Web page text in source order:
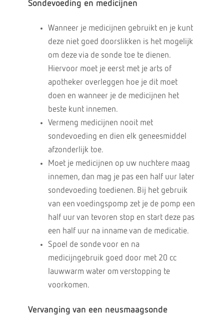
Sondevoeding en medicijnen
Wanneer je medicijnen gebruikt en je kunt
deze niet goed doorslikken is het mogelijk
om deze via de sonde toe te dienen.
Hiervoor moet je eerst met je arts of
apotheker overleggen hoe je dit moet
doen en wanneer je de medicijnen het
beste kunt innemen.
Vermeng medicijnen nooit met
sondevoeding en dien elk geneesmiddel
afzonderlijk toe.
Moet je medicijnen op uw nuchtere maag
innemen, dan mag je pas een half uur later
sondevoeding toedienen. Bij het gebruik
van een voedingspomp zet je de pomp een
half uur van tevoren stop en start deze pas
een half uur na inname van de medicatie.
Spoel de sonde voor en na
medicijngebruik goed door met 20 cc
lauwwarm water om verstopping te
voorkomen.
Vervanging van een neusmaagsonde